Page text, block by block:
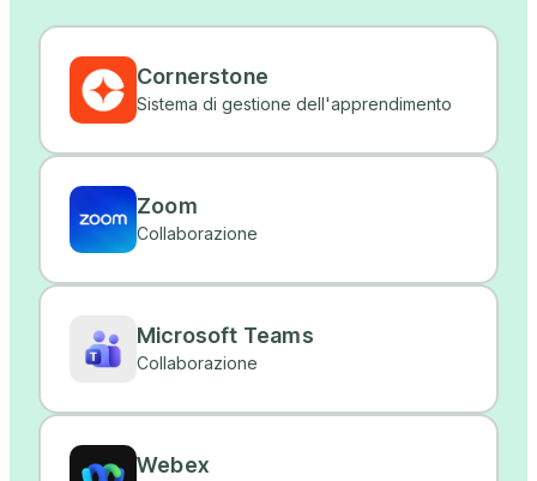
Cornerstone
Sistema di gestione dell'apprendimento
Zoom
Collaborazione
Microsoft Teams
Collaborazione
Webex